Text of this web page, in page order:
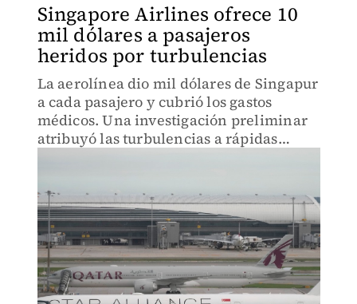
Singapore Airlines ofrece 10
mil dólares a pasajeros
heridos por turbulencias
La aerolínea dio mil dólares de Singapur
a cada pasajero y cubrió los gastos
médicos. Una investigación preliminar
atribuyó las turbulencias a rápidas